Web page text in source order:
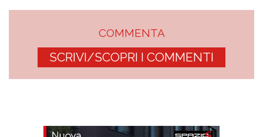
COMMENTA
SCRIVI/SCOPRI I COMMENTI